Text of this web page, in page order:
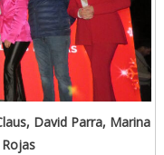
David Parra, Marina